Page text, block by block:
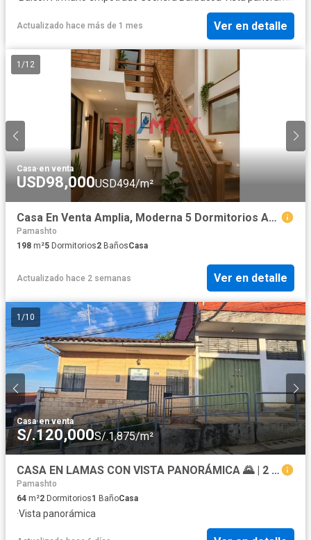
Actualizado hace más de 1 mes Ver en detalle
1 /12
Casa·en venta
USD98,000USD494/m²
Casa En Venta Amplia, Moderna 5 Dormitorios Amplios 3 Baños Area 300M2 2 Cocheras
Pamashto
198 m²5 Dormitorios2 BañosCasa
Actualizado hace 2 semanas Ver en detalle
1 /10
Casa·en venta
S/.120,000S/.1,875/m²
CASA EN LAMAS CON VISTA PANORÁMICA 🌄 | 2 HABITACIONES | PRECIO NEGOCIABLE
Pamashto
64 m²2 Dormitorios1 BañoCasa
·Vista panorámica